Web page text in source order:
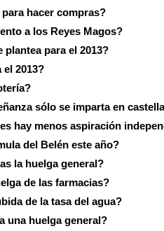
hacer compras?
a los Reyes Magos?
para el 2013?
2013?
sólo se imparta en
hay menos aspiración
del Belén este año?
la huelga general?
de las farmacias?
de la tasa del agua?
una huelga general?